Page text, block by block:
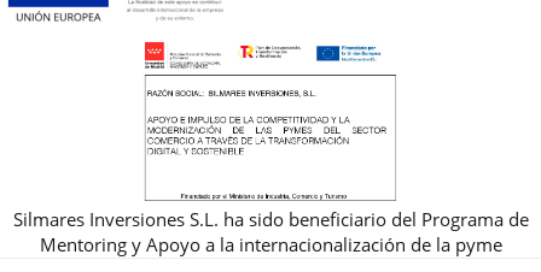
Silmares Inversiones S.L. ha sido beneficiario del Programa de
Mentoring y Apoyo a la internacionalización de la pyme